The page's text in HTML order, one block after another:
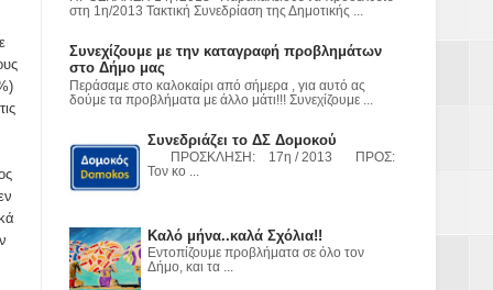
στη 1η/2013 Τακτική Συνεδρίαση της Δημοτικής ...
Συνεχίζουμε με την καταγραφή προβλημάτων
στο Δήμο μας
Περάσαμε στο καλοκαίρι από σήμερα , για αυτό ας
δούμε τα προβλήματα με άλλο μάτι!!! Συνεχίζουμε ...
Συνεδριάζει το ΔΣ Δομοκού
ΠΡΟΣΚΛΗΣΗ: 17η / 2013 ΠΡΟΣ:
Τον κο ...
Καλό μήνα..καλά Σχόλια!!
Εντοπίζουμε προβλήματα σε όλο τον
Δήμο, και τα ...